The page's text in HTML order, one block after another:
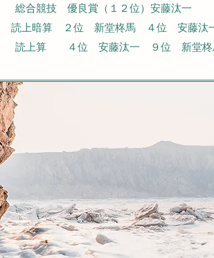
総合競技 優良賞（１２位）安藤汰一
読上暗算 ２位 新堂柊馬 ４位 安藤汰
読上算 ４位 安藤汰一 ９位 新堂柊